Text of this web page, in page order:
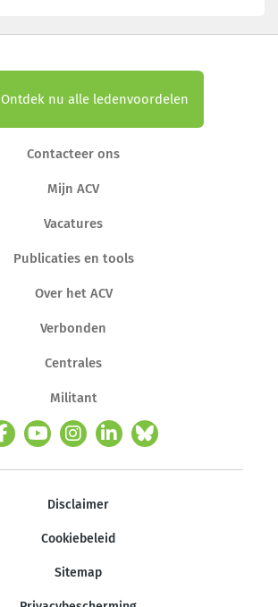
Ontdek nu alle ledenvoordelen
Contacteer ons
Mijn ACV
Vacatures
Publicaties en tools
Over het ACV
Verbonden
Centrales
Militant
Disclaimer
Cookiebeleid
Sitemap